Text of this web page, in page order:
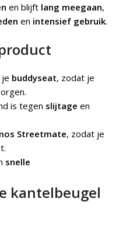
en blijft lang meegaan,
en intensief gebruik.
buddyseat, zodat je
is tegen slijtage en
Streetmate, zodat je
snelle
kantelbeugel